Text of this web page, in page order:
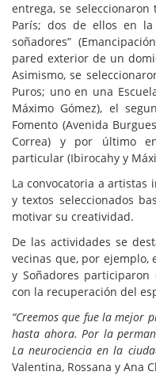
entrega, se
París; dos de ellos en
soñadores”
pared exterior de un
Asimismo, se
Puros; uno en una
Máximo Gómez), el
Fomento (Avenida
Correa) y por último
particular (Ibirocahy y
La convocatoria a artistas
y textos seleccionados
motivar su creatividad.
De las actividades se
vecinas que, por ejemplo,
y Soñadores
con la recuperación del
“Creemos que fue la mejor
hasta ahora. Por la
La neurociencia en la
Valentina, Rossana y Ana